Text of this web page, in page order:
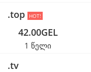
.top HOT!
42.00GEL
1 წელი
.tv